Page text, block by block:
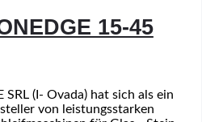
15-45
(I- Ovada) hat sich als ein
von leistungsstarken